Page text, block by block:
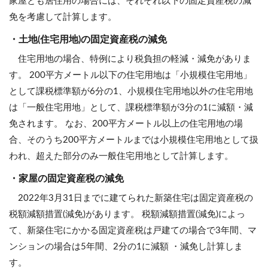
免を考慮して計算します。
・土地(住宅用地)の固定資産税の減免
住宅用地の場合、特例により税負担の軽減・減免がありま
す。 200平方メートル以下の住宅用地は「小規模住宅用地」
として課税標準額が6分の1、小規模住宅用地以外の住宅用地
は「一般住宅用地」として、課税標準額が3分の1に減額・減
免されます。 なお、200平方メートル以上の住宅用地の場
合、そのうち200平方メートルまでは小規模住宅用地として扱
われ、超えた部分のみ一般住宅用地として計算します。
・家屋の固定資産税の減免
2022年3月31日までに建てられた新築住宅は固定資産税の
税額減額措置(減免)があります。 税額減額措置(減免)によっ
て、新築住宅にかかる固定資産税は戸建ての場合で3年間、マ
ンションの場合は5年間、2分の1に減額 ・減免し計算しま
す。